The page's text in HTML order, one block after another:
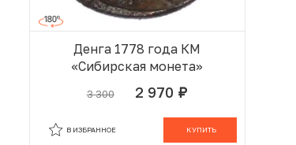
Денга 1778 года КМ
«Сибирская монета»
3 300 2 970 руб.
КУПИТЬ
В ИЗБРАННОЕ